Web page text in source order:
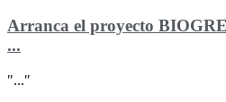
Arranca el proyecto
...
″...″